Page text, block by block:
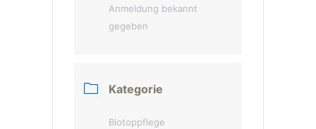
Anmeldung bekannt
gegeben
Kategorie
Biotoppflege